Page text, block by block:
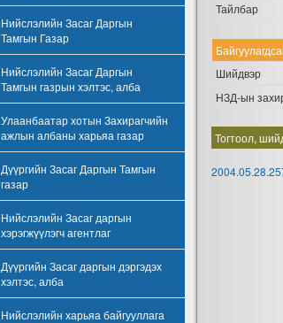
Нийслэлийн Засаг Даргын
Тамгын Газар
Нийслэлийн Засаг Даргын
Тамгын газрын хэлтэс, алба
Улаанбаатар хотын Захирагчийн
ажлын албаны харьяа газар
Дүүргийн Засаг Даргын Тамгын
газар
Нийслэлийн Засаг даргын
хэрэгжүүлэгч агентлаг
Дүүргийн Засаг даргын дэргэдэх
хэлтэс, алба
Нийслэлийн харьяа байгууллага
Тайлбар
Шийдвэр
НЗД-ын
Тогтоол,